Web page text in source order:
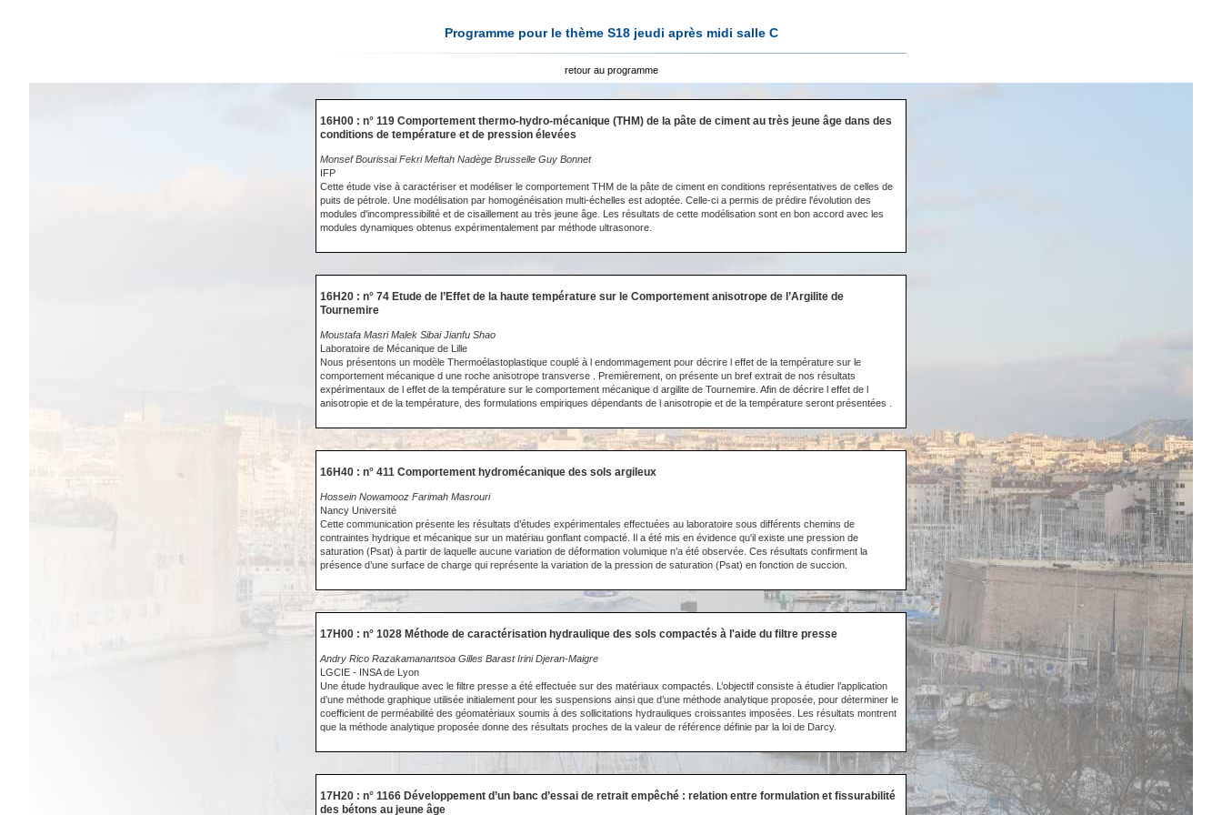
Programme pour le thème S18 jeudi après midi salle C
retour au programme
16H00 : n° 119 Comportement thermo-hydro-mécanique (THM) de la pâte de ciment au très jeune âge dans des
conditions de température et de pression élevées
Monsef Bourissai Fekri Meftah Nadège Brusselle Guy Bonnet
IFP
Cette étude vise à caractériser et modéliser le comportement THM de la pâte de ciment en conditions représentatives de celles de
puits de pétrole. Une modélisation par homogénéisation multi-échelles est adoptée. Celle-ci a permis de prédire l'évolution des
modules d'incompressibilité et de cisaillement au très jeune âge. Les résultats de cette modélisation sont en bon accord avec les
modules dynamiques obtenus expérimentalement par méthode ultrasonore.
16H20 : n° 74 Etude de l’Effet de la haute température sur le Comportement anisotrope de l’Argilite de
Tournemire
Moustafa Masri Malek Sibai Jianfu Shao
Laboratoire de Mécanique de Lille
Nous présentons un modèle Thermoélastoplastique couplé à l endommagement pour décrire l effet de la température sur le
comportement mécanique d une roche anisotrope transverse . Premièrement, on présente un bref extrait de nos résultats
expérimentaux de l effet de la température sur le comportement mécanique d argilite de Tournemire. Afin de décrire l effet de l
anisotropie et de la température, des formulations empiriques dépendants de l anisotropie et de la température seront présentées .
16H40 : n° 411 Comportement hydromécanique des sols argileux
Hossein Nowamooz Farimah Masrouri
Nancy Université
Cette communication présente les résultats d’études expérimentales effectuées au laboratoire sous différents chemins de
contraintes hydrique et mécanique sur un matériau gonflant compacté. Il a été mis en évidence qu'il existe une pression de
saturation (Psat) à partir de laquelle aucune variation de déformation volumique n’a été observée. Ces résultats confirment la
présence d’une surface de charge qui représente la variation de la pression de saturation (Psat) en fonction de succion.
17H00 : n° 1028 Méthode de caractérisation hydraulique des sols compactés à l'aide du filtre presse
Andry Rico Razakamanantsoa Gilles Barast Irini Djeran-Maigre
LGCIE - INSA de Lyon
Une étude hydraulique avec le filtre presse a été effectuée sur des matériaux compactés. L’objectif consiste à étudier l’application
d’une méthode graphique utilisée initialement pour les suspensions ainsi que d’une méthode analytique proposée, pour déterminer le
coefficient de perméabilité des géomatériaux soumis à des sollicitations hydrauliques croissantes imposées. Les résultats montrent
que la méthode analytique proposée donne des résultats proches de la valeur de référence définie par la loi de Darcy.
17H20 : n° 1166 Développement d’un banc d’essai de retrait empêché : relation entre formulation et fissurabilité
des bétons au jeune âge